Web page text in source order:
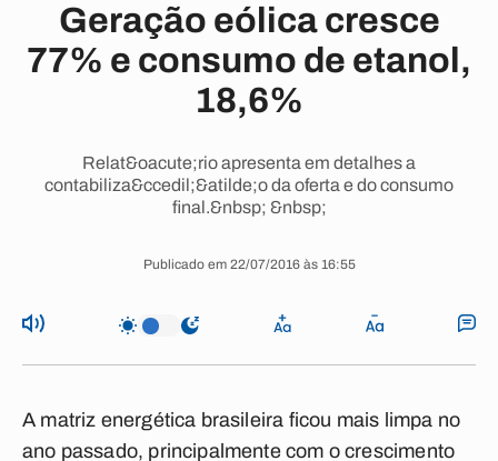
Geração eólica cresce
77% e consumo de etanol,
18,6%
Relat&oacute;rio apresenta em detalhes a
contabiliza&ccedil;&atilde;o da oferta e do consumo
final.&nbsp; &nbsp;
Publicado em 22/07/2016 às 16:55
A matriz energética brasileira ficou mais limpa no
ano passado, principalmente com o crescimento